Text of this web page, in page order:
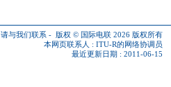
请与我们联系 - 版权 © 国际电联 2026 版权所有
本网页联系人 : ITU-R的网络协调员
最近更新日期 : 2011-06-15